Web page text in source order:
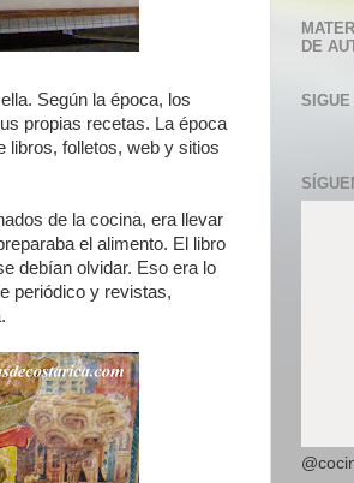
Según la época, los
propias recetas. La época
libros, folletos, web y sitios
de la cocina, era llevar
el alimento. El libro
debían olvidar. Eso era lo
periódico y revistas,
DE